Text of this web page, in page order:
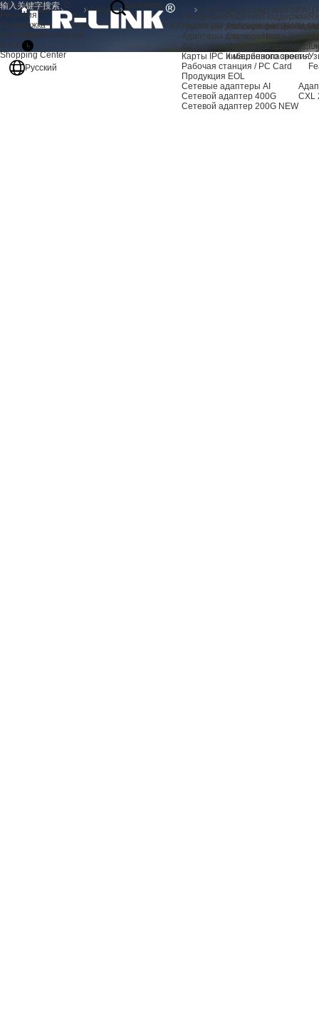
Продукция
Адаптеры для серверов AI
Адаптеры для серверов
Аксессуары для сервера
Карты IPC и машинного зрения
Рабочая станция / PC Card
Продукция EOL
Сетевые адаптеры AI
Сетевой адаптер 400G
Сетевой адаптер 200G NEW
CXL
Решения
Расширение
Сервер
Машинное зрение
Кибербезопасность
Поддержка
Центр
Часто
Продукция
Решения
Поддержка
Resources
О нас
Shopping Center
Русский
Главная О
нас
Новости Динамика
продукта
Lr-link представит вам SIFA! Первый взгляд на две ведущие в отрасли
автоматизации